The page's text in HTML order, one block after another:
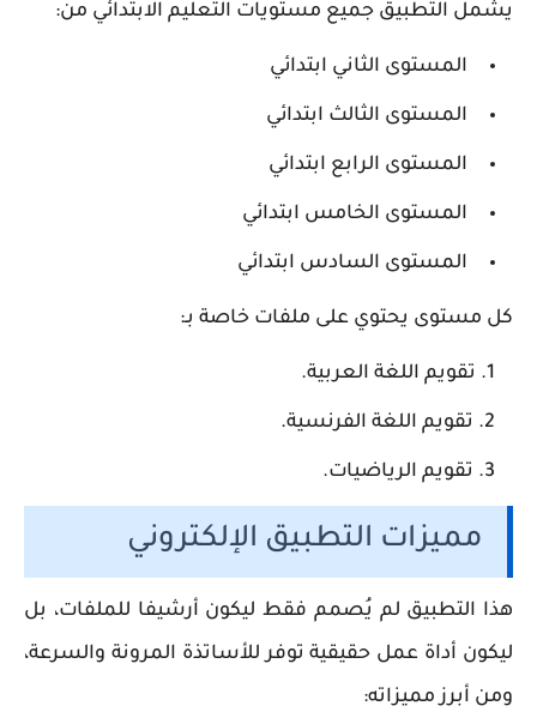
يشمل التطبيق جميع مستويات التعليم الابتدائي من:
المستوى الثاني ابتدائي
المستوى الثالث ابتدائي
المستوى الرابع ابتدائي
المستوى الخامس ابتدائي
المستوى السادس ابتدائي
كل مستوى يحتوي على ملفات خاصة بـ:
تقويم اللغة العربية.
تقويم اللغة الفرنسية.
تقويم الرياضيات.
مميزات التطبيق الإلكتروني
هذا التطبيق لم يُصمم فقط ليكون أرشيفا للملفات، بل
ليكون أداة عمل حقيقية توفر للأساتذة المرونة والسرعة،
ومن أبرز مميزاته: